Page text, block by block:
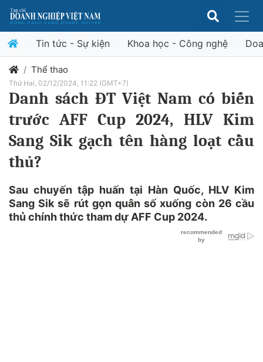
Tin tức - Sự kiện Khoa học - Công nghệ
Thể thao
Thứ Hai, 02/12/2024, 11:22 (GMT+7)
Danh sách ĐT Việt Nam có biến
trước AFF Cup 2024, HLV Kim
Sang Sik gạch tên hàng loạt cầu
thủ?
Sau chuyến tập huấn tại Hàn Quốc, HLV Kim
Sang Sik sẽ rút gọn quân số xuống còn 26 cầu
thủ chính thức tham dự AFF Cup 2024.